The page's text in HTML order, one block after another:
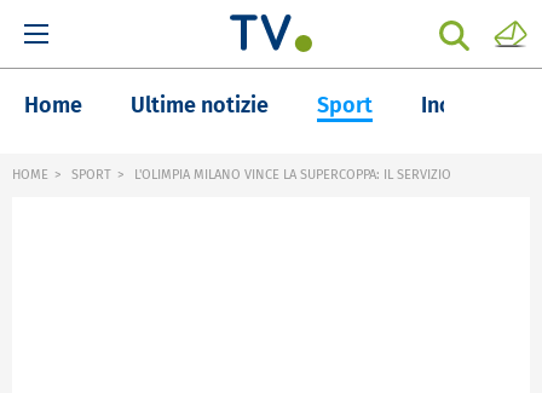
Home Ultime notizie Sport Inchieste
HOME SPORT L'OLIMPIA MILANO VINCE LA SUPERCOPPA: IL SERVIZIO